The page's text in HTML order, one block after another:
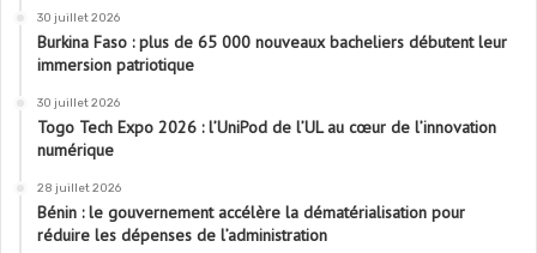
30 juillet 2026
Burkina Faso : plus de 65 000 nouveaux bacheliers débutent leur
immersion patriotique
30 juillet 2026
Togo Tech Expo 2026 : l’UniPod de l’UL au cœur de l’innovation
numérique
28 juillet 2026
Bénin : le gouvernement accélère la dématérialisation pour
réduire les dépenses de l’administration